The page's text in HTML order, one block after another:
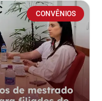
CONVÊNIOS